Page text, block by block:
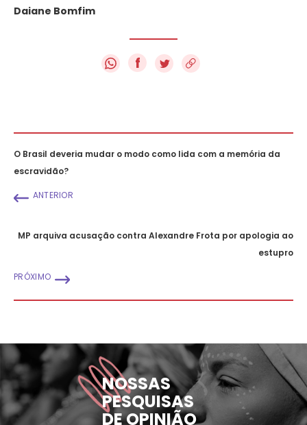
Daiane Bomfim
f
O Brasil deveria mudar o modo como lida com a memória da
escravidão?
ANTERIOR
MP arquiva acusação contra Alexandre Frota por apologia ao
estupro
PRÓXIMO
NOSSAS
PESQUISAS
DE OPINIÃO